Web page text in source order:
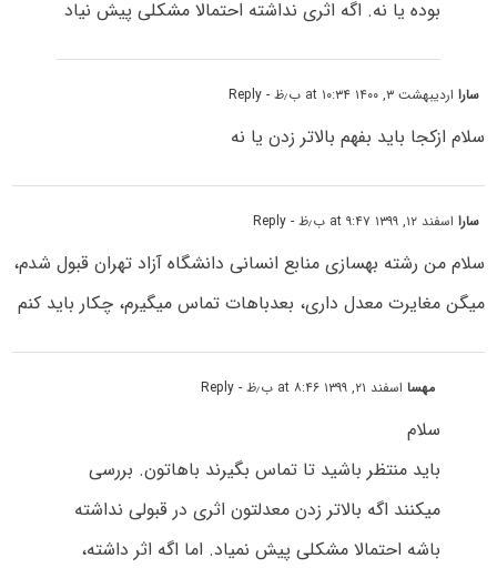
بوده یا نه. اگه اثری نداشته احتمالا مشکلی پیش نیاد
سارااردیبهشت ۳, ۱۴۰۰ at ۱۰:۳۴ ب٫ظ - Reply
سلام ازکجا باید بفهم بالاتر زدن یا نه
سارااسفند ۱۲, ۱۳۹۹ at ۹:۴۷ ب٫ظ - Reply
سلام من رشته بهسازی منابع انسانی دانشگاه آزاد تهران قبول شدم،
میگن مغایرت معدل داری، بعدباهات تماس میگیرم، چکار باید کنم
مهسااسفند ۲۱, ۱۳۹۹ at ۸:۴۶ ب٫ظ - Reply
سلام
باید منتظر باشید تا تماس بگیرند باهاتون. بررسی
میکنند اگه بالاتر زدن معدلتون اثری در قبولی نداشته
باشه احتمالا مشکلی پیش نمیاد. اما اگه اثر داشته،